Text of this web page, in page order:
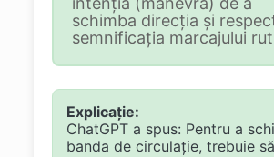
schimba direcţia şi
semnificaţia marcajului
Explicație:
ChatGPT a spus: Pentru a
banda de circulație, trebuie